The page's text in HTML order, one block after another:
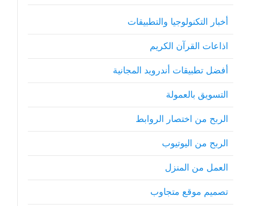
أخبار التكنولوجيا والتطبيقات
اذاعات القرآن الكريم
أفضل تطبيقات أندرويد المجانية
التسويق بالعمولة
الربح من اختصار الروابط
الربح من اليوتيوب
العمل من المنزل
تصميم موقع متجاوب